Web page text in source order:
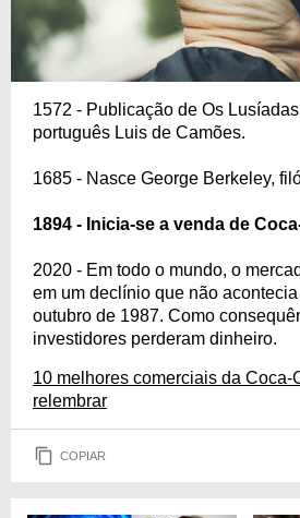
1572 - Publicação de Os
português Luis de Camões.
1685 - Nasce George Berkeley,
1894 - Inicia-se a venda de
2020 - Em todo o mundo, o
em um declínio que não
outubro de 1987. Como
investidores perderam dinheiro.
10 melhores comerciais da Coca-
relembrar
COPIAR